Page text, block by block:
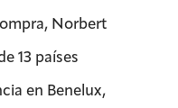
Norbert
13 países
en Benelux,